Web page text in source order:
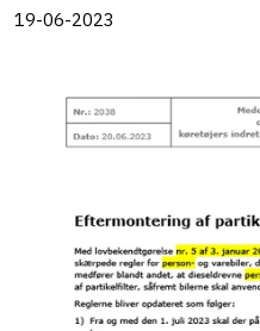
19-06-2023